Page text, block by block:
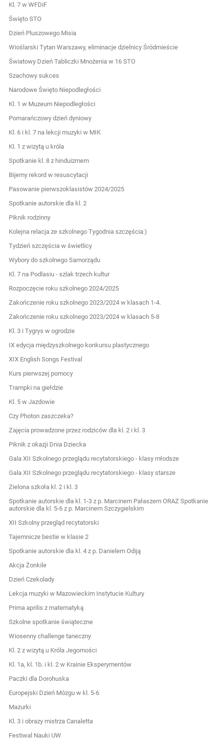
Kl. 7 w WFDiF
Święto STO
Dzień Pluszowego Misia
Wioślarski Tytan Warszawy, eliminacje dzielnicy Śródmieście
Światowy Dzień Tabliczki Mnożenia w 16 STO
Szachowy sukces
Narodowe Święto Niepodległości
Kl. 1 w Muzeum Niepodległości
Pomarańczowy dzień dyniowy
Kl. 6 i kl. 7 na lekcji muzyki w MIK
Kl. 1 z wizytą u króla
Spotkanie kl. 8 z hinduizmem
Bijemy rekord w resuscytacji
Pasowanie pierwszoklasistów 2024/2025
Spotkanie autorskie dla kl. 2
Piknik rodzinny
Kolejna relacja ze szkolnego Tygodnia szczęścia:)
Tydzień szczęścia w świetlicy
Wybory do szkolnego Samorządu
Kl. 7 na Podlasiu - szlak trzech kultur
Rozpoczęcie roku szkolnego 2024/2025
Zakończenie roku szkolnego 2023/2024 w klasach 1-4.
Zakończenie roku szkolnego 2023/2024 w klasach 5-8
Kl. 3 i Tygrys w ogrodzie
IX edycja międzyszkolnego konkursu plastycznego
XIX English Songs Festival
Kurs pierwszej pomocy
Trampki na giełdzie
Kl. 5 w Jazdowie
Czy Photon zaszczeka?
Zajęcia prowadzone przez rodziców dla kl. 2 i kl. 3
Piknik z okazji Dnia Dziecka
Gala XII Szkolnego przeglądu recytatorskiego - klasy młodsze
Gala XII Szkolnego przeglądu recytatorskiego - klasy starsze
Zielona szkoła kl. 2 i kl. 3
Spotkanie autorskie dla kl. 1-3 z p. Marcinem Pałaszem ORAZ Spotkanie
autorskie dla kl. 5-6 z p. Marcinem Szczygielskim
XII Szkolny przegląd recytatorski
Tajemnicze bestie w klasie 2
Spotkanie autorskie dla kl. 4 z p. Danielem Odiją
Akcja Żonkile
Dzień Czekolady
Lekcja muzyki w Mazowieckim Instytucie Kultury
Prima aprilis z matematyką
Szkolne spotkanie świąteczne
Wiosenny challenge taneczny
Kl. 2 z wizytą u Króla Jegomości
Kl. 1a, kl. 1b. i kl. 2 w Krainie Eksperymentów
Paczki dla Dorohuska
Europejski Dzień Mózgu w kl. 5-6
Mazurki
Kl. 3 i obrazy mistrza Canaletta
Festiwal Nauki UW